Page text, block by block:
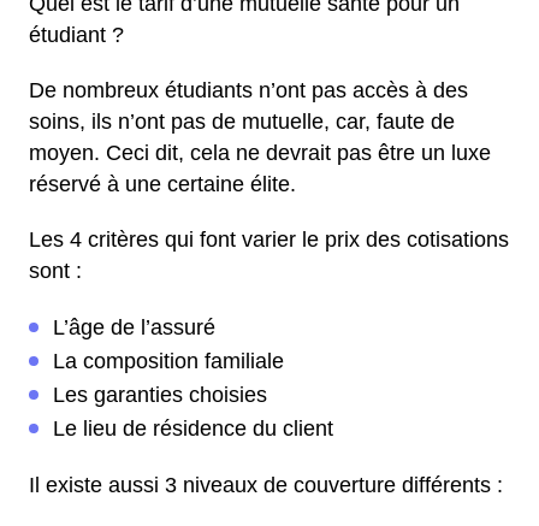
étudiant ?
De nombreux étudiants n’ont pas accès à des
soins, ils n’ont pas de mutuelle, car, faute de
moyen. Ceci dit, cela ne devrait pas être un luxe
réservé à une certaine élite.
Les 4 critères qui font varier le prix des cotisations
sont :
L’âge de l’assuré
La composition familiale
Les garanties choisies
Le lieu de résidence du client
Il existe aussi 3 niveaux de couverture différents :